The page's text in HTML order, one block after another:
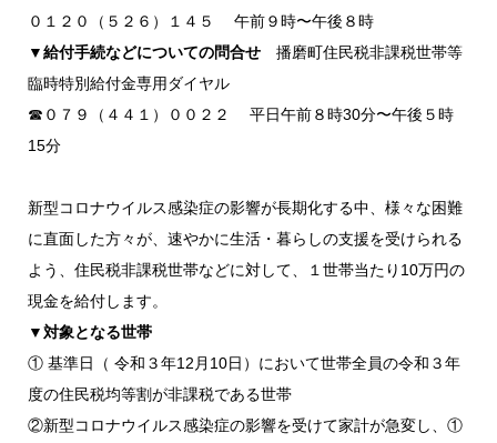
０１２０（５２６）１４５ 午前９時〜午後８時
▼給付手続などについての問合せ 播磨町住民税非課税世帯等
臨時特別給付金専用ダイヤル
☎０７９（４４１）００２２ 平日午前８時30分〜午後５時
15分
新型コロナウイルス感染症の影響が長期化する中、様々な困難
に直面した方々が、速やかに生活・暮らしの支援を受けられる
よう、住民税非課税世帯などに対して、１世帯当たり10万円の
現金を給付します。
▼対象となる世帯
① 基準日（ 令和３年12月10日）において世帯全員の令和３年
度の住民税均等割が非課税である世帯
②新型コロナウイルス感染症の影響を受けて家計が急変し、①